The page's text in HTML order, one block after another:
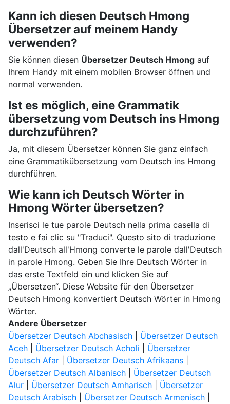
Kann ich diesen Deutsch Hmong
Übersetzer auf meinem Handy
verwenden?
Sie können diesen Übersetzer Deutsch Hmongauf
Ihrem Handy mit einem mobilen Browser öffnen und
normal verwenden.
Ist es möglich, eine Grammatik
übersetzung vom Deutsch ins Hmong
durchzuführen?
Ja, mit diesem Übersetzer können Sie ganz einfach
eine Grammatikübersetzung vom Deutsch ins Hmong
durchführen.
Wie kann ich Deutsch Wörter in
Hmong Wörter übersetzen?
Inserisci le tue parole Deutsch nella prima casella di
testo e fai clic su "Traduci". Questo sito di traduzione
dall'Deutsch all'Hmong converte le parole dall'Deutsch
in parole Hmong. Geben Sie Ihre Deutsch Wörter in
das erste Textfeld ein und klicken Sie auf
„Übersetzen“. Diese Website für den Übersetzer
Deutsch Hmong konvertiert Deutsch Wörter in Hmong
Wörter.
Andere Übersetzer
Übersetzer Deutsch Abchasisch| Übersetzer Deutsch
Aceh| Übersetzer Deutsch Acholi
Übersetzer
Deutsch Afar| Übersetzer Deutsch Afrikaans|
Übersetzer Deutsch Albanisch| Übersetzer Deutsch
Alur| Übersetzer Deutsch Amharisch| Übersetzer
Deutsch Arabisch| Übersetzer Deutsch Armenisch|